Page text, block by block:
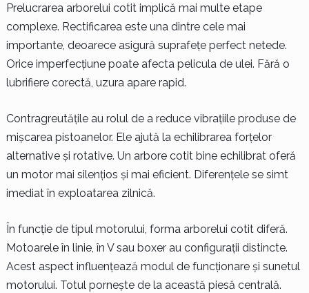
Prelucrarea arborelui cotit implică mai multe etape
complexe. Rectificarea este una dintre cele mai
importante, deoarece asigură suprafețe perfect netede.
Orice imperfecțiune poate afecta pelicula de ulei. Fără o
lubrifiere corectă, uzura apare rapid.
Contragreutățile au rolul de a reduce vibrațiile produse de
mișcarea pistoanelor. Ele ajută la echilibrarea forțelor
alternative și rotative. Un arbore cotit bine echilibrat oferă
un motor mai silențios și mai eficient. Diferențele se simt
imediat în exploatarea zilnică.
În funcție de tipul motorului, forma arborelui cotit diferă.
Motoarele în linie, în V sau boxer au configurații distincte.
Acest aspect influențează modul de funcționare și sunetul
motorului. Totul pornește de la această piesă centrală.